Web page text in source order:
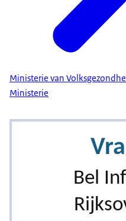
Ministerie van
Ministerie